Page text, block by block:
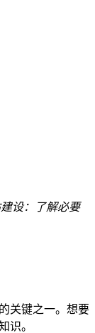
设：了解必要
关键之一。想要
识。